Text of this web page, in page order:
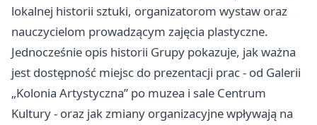
lokalnej historii sztuki, organizatorom wystaw oraz
nauczycielom prowadzącym zajęcia plastyczne.
Jednocześnie opis historii Grupy pokazuje, jak ważna
jest dostępność miejsc do prezentacji prac - od Galerii
„Kolonia Artystyczna” po muzea i sale Centrum
Kultury - oraz jak zmiany organizacyjne wpływają na